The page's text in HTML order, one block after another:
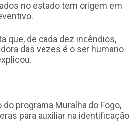
no estado tem origem em
que, de cada dez incêndios,
das vezes é o ser humano
programa Muralha do Fogo,
para auxiliar na identificação